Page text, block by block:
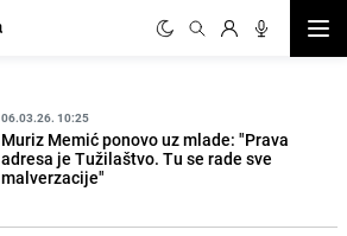
06.03.26. 10:25
Muriz Memić ponovo uz mlade: "Prava
adresa je Tužilaštvo. Tu se rade sve
malverzacije"